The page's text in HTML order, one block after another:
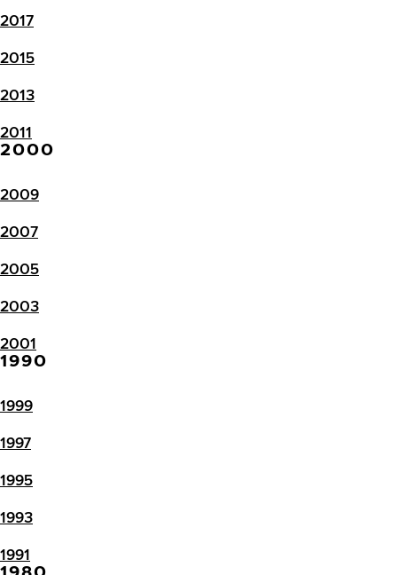
2017
2015
2013
2011
2000
2009
2007
2005
2003
2001
1990
1999
1997
1995
1993
1991
1980